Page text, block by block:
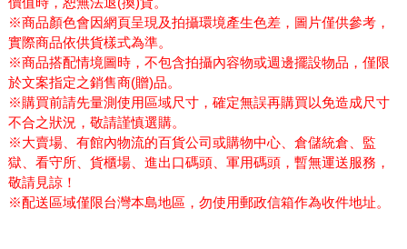
※商品顏色會因網頁呈現及拍攝環境產生色差，圖片僅供參考，
實際商品依供貨樣式為準。
※商品搭配情境圖時，不包含拍攝內容物或週邊擺設物品，僅限
於文案指定之銷售商(贈)品。
※購買前請先量測使用區域尺寸，確定無誤再購買以免造成尺寸
不合之狀況，敬請謹慎選購。
※大賣場、有館內物流的百貨公司或購物中心、倉儲統倉、監
獄、看守所、貨櫃場、進出口碼頭、軍用碼頭，暫無運送服務，
敬請見諒！
※配送區域僅限台灣本島地區，勿使用郵政信箱作為收件地址。